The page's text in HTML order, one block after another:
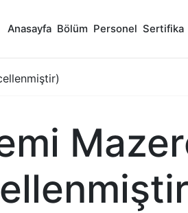
Anasayfa Bölüm Personel Sertifika